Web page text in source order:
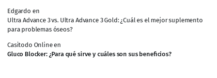
Edgardo en
Ultra Advance 3 vs. Ultra Advance 3 Gold: ¿Cuál es el mejor suplemento
para problemas óseos?
Casitodo Onlineen
Gluco Blocker: ¿Para qué sirve y cuáles son sus beneficios?